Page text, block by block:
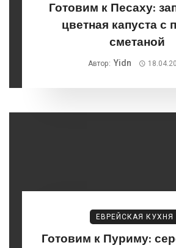
Готовим к Песаху:
цветная капуста с
сметаной
Автор: Yidn
ЕВРЕЙСКАЯ КУХНЯ
Готовим к Пуриму: